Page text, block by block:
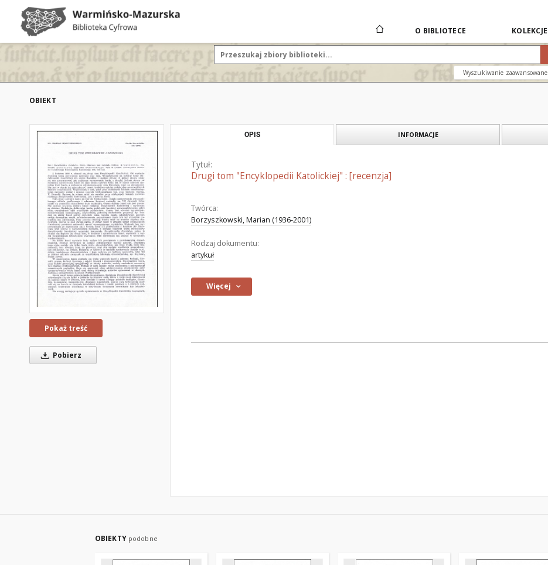
O BIBLIOTECE KOLEKCJE
Wyszukiwanie zaawansowane
OBIEKT
Pokaż treść
Pobierz
OPIS INFORMACJE
Tytuł:
Drugi tom "Encyklopedii Katolickiej" : [recenzja]
Twórca:
Borzyszkowski, Marian (1936-2001)
Rodzaj dokumentu:
artykuł
Więcej
OBIEKTY podobne